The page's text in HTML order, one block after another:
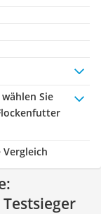
wählen Sie